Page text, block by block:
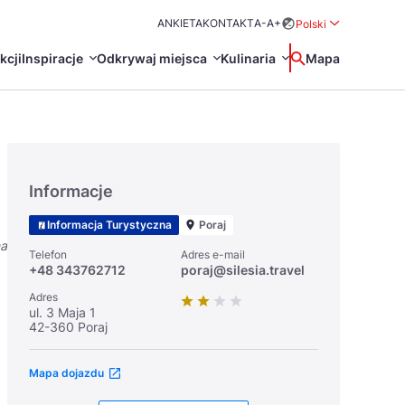
ANKIETAKONTAKTA-A+
Polski
Inspiracje Odkrywaj miejsca
Turystyczne
Kulinaria Wyszukaj
Mapa
日本語
Svenska
Informacje
Informacja Turystyczna Poraj
Telefon
+48 343762712
Adres e-mail
poraj@silesia.travel
Adres
ul. 3 Maja 1
42-360 Poraj
Mapa dojazdu